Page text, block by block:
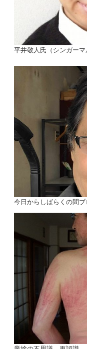
平井敬人氏（シンガーマ
今日からしばらくの間ブ